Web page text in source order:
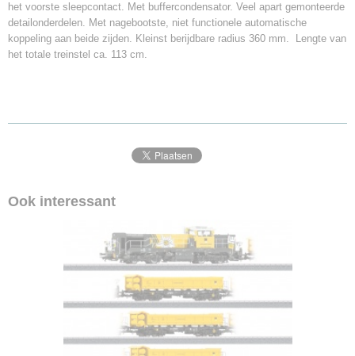
het voorste sleepcontact. Met buffercondensator. Veel apart gemonteerde
detailonderdelen. Met nagebootste, niet functionele automatische
koppeling aan beide zijden. Kleinst berijdbare radius 360 mm. Lengte van
het totale treinstel ca. 113 cm.
Ook interessant